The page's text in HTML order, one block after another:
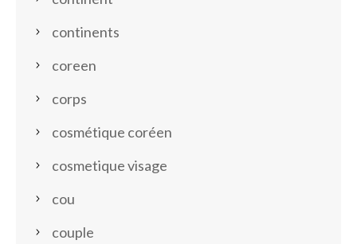
continents
coreen
corps
cosmétique coréen
cosmetique visage
cou
couple